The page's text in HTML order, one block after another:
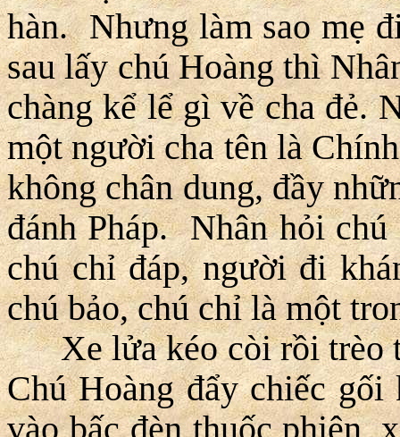
hàn. Nhưng làm sao mẹ
sau lấy chú Hoàng thì
chàng kể lể gì về cha đẻ.
một người cha tên là
không chân dung, đầy
đánh Pháp. Nhân hỏi
chú chỉ đáp, người đi
chú bảo, chú chỉ là một
Xe lửa kéo còi rồi trèo
Chú Hoàng đẩy chiếc gối
vào bấc đèn thuốc phiện,